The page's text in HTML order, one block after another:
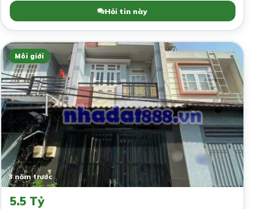
Hỏi tin này
Môi giới
3 năm trước
5.5 Tỷ